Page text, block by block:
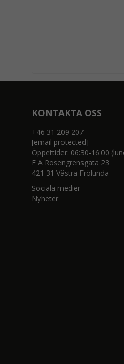
KONTAKTA OSS
+46 31 209 207
[email protected]
Öppettider: 06:30-16:00
E A Rosengrensgata 23
421 31 Västra Frölunda
Sociala medier
Nyheter